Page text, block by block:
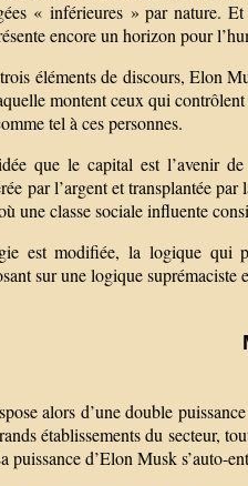
« inférieures » par nature.
encore un horizon pour
éléments de discours, Elon
montent ceux qui
tel à ces personnes.
que le capital est l’avenir
par l’argent et transplantée
une classe sociale influente
est modifiée, la logique qui
sur une logique suprémaciste
alors d’une double
établissements du secteur,
puissance d’Elon Musk s’auto-